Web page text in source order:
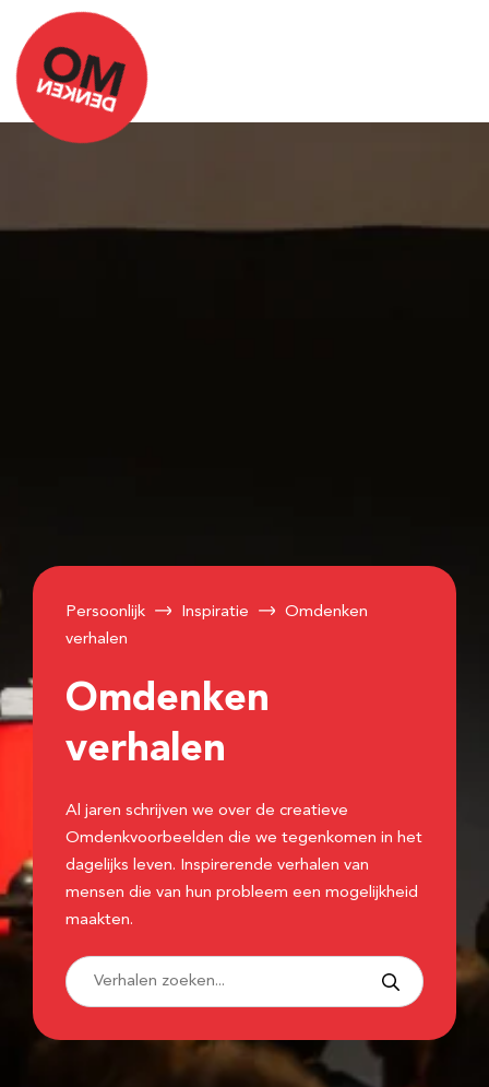
Persoonlijk Inspiratie
Omdenken
verhalen
Omdenken
verhalen
Al jaren schrijven we over de creatieve
Omdenkvoorbeelden die we tegenkomen in het
dagelijks leven. Inspirerende verhalen van
mensen die van hun probleem een mogelijkheid
maakten.